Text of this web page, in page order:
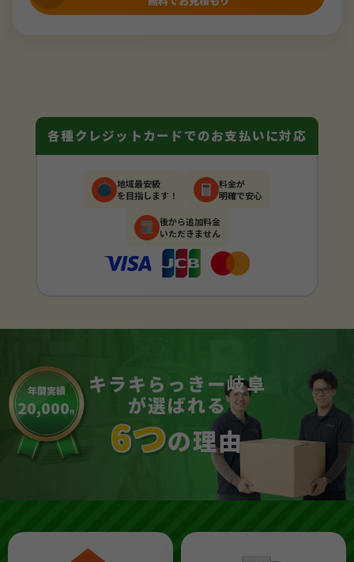
各種クレジットカードでのお支払いに対応
地域最安級
を目指します！
料金が
明確で安心
後から追加料金
いただきません
年間実績
20,000件
キラキらっきー岐阜
が選ばれる
6つの理由